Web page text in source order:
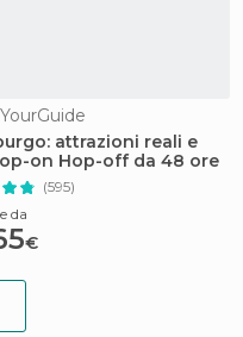
attrazioni reali e
on Hop-off da 48 ore
(595)
da
€